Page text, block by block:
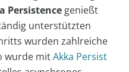
Persistence genießt
unterstützten
wurden zahlreiche
wurde mitAkka Persist